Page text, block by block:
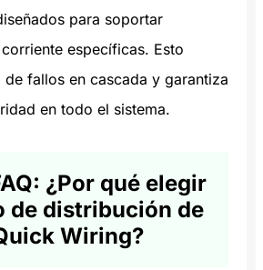
para soportar
específicas. Esto
de fallos en cascada y garantiza
en todo el sistema.
¿Por qué elegir
de distribución de
Wiring?